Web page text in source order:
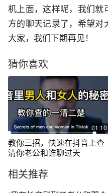
机上面，这样呢，我们就
方的聊天记录了，希望对
大家，我们下期再见！
猜你喜欢
01:10
教你三招，快速在抖音上查
清你老公和谁聊过天
相关推荐